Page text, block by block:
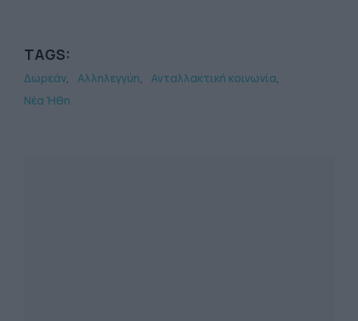
TAGS:
Δωρεάν Αλληλεγγύη
Ανταλλακτική κοινωνία
Νέα Ήθη